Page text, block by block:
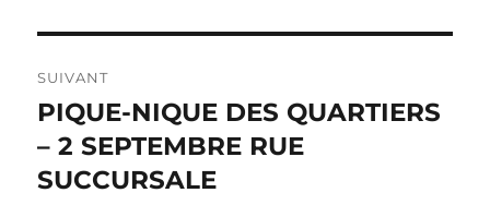
SUIVANT
Publication
suivante :
PIQUE-NIQUE DES QUARTIERS
– 2 SEPTEMBRE RUE
SUCCURSALE